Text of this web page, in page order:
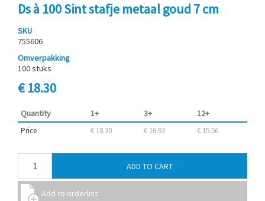
Ds à 100 Sint stafje metaal goud 7 cm
SKU
755606
Omverpakking
100 stuks
€ 18.30
Quantity 1+ 3+ 12+
Price € 18.30 € 16.93 € 15.56